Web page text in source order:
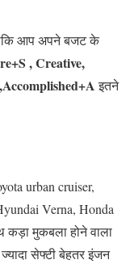
आप अपने बजट के
, Creative,
इतने
urban cruiser,
Verna, Honda
मुकबला होने वाला
सेफ्टी बेहतर इंजन